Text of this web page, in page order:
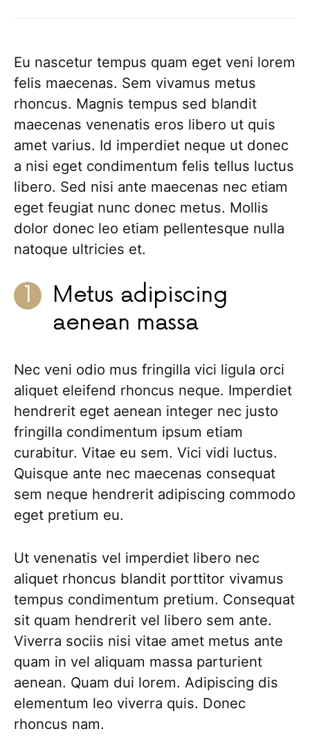
Eu nascetur tempus quam eget veni lorem
felis maecenas. Sem vivamus metus
rhoncus. Magnis tempus sed blandit
maecenas venenatis eros libero ut quis
amet varius. Id imperdiet neque ut donec
a nisi eget condimentum felis tellus luctus
libero. Sed nisi ante maecenas nec etiam
eget feugiat nunc donec metus. Mollis
dolor donec leo etiam pellentesque nulla
natoque ultricies et.
Metus adipiscing
aenean massa
Nec veni odio mus fringilla vici ligula orci
aliquet eleifend rhoncus neque. Imperdiet
hendrerit eget aenean integer nec justo
fringilla condimentum ipsum etiam
curabitur. Vitae eu sem. Vici vidi luctus.
Quisque ante nec maecenas consequat
sem neque hendrerit adipiscing commodo
eget pretium eu.
Ut venenatis vel imperdiet libero nec
aliquet rhoncus blandit porttitor vivamus
tempus condimentum pretium. Consequat
sit quam hendrerit vel libero sem ante.
Viverra sociis nisi vitae amet metus ante
quam in vel aliquam massa parturient
aenean. Quam dui lorem. Adipiscing dis
elementum leo viverra quis. Donec
rhoncus nam.